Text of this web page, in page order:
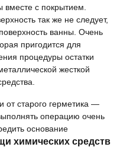
вместе с покрытием.
так же не следует,
ванны. Очень
пригодится для
процедуры остатки
жесткой
от старого герметика —
операцию очень
основание
химических средств